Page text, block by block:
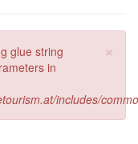
×
glue string
in
includes/